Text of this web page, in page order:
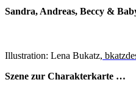
Sandra, Andreas, Beccy &
Illustration: Lena Bukatz,
Szene zur Charakterkarte …